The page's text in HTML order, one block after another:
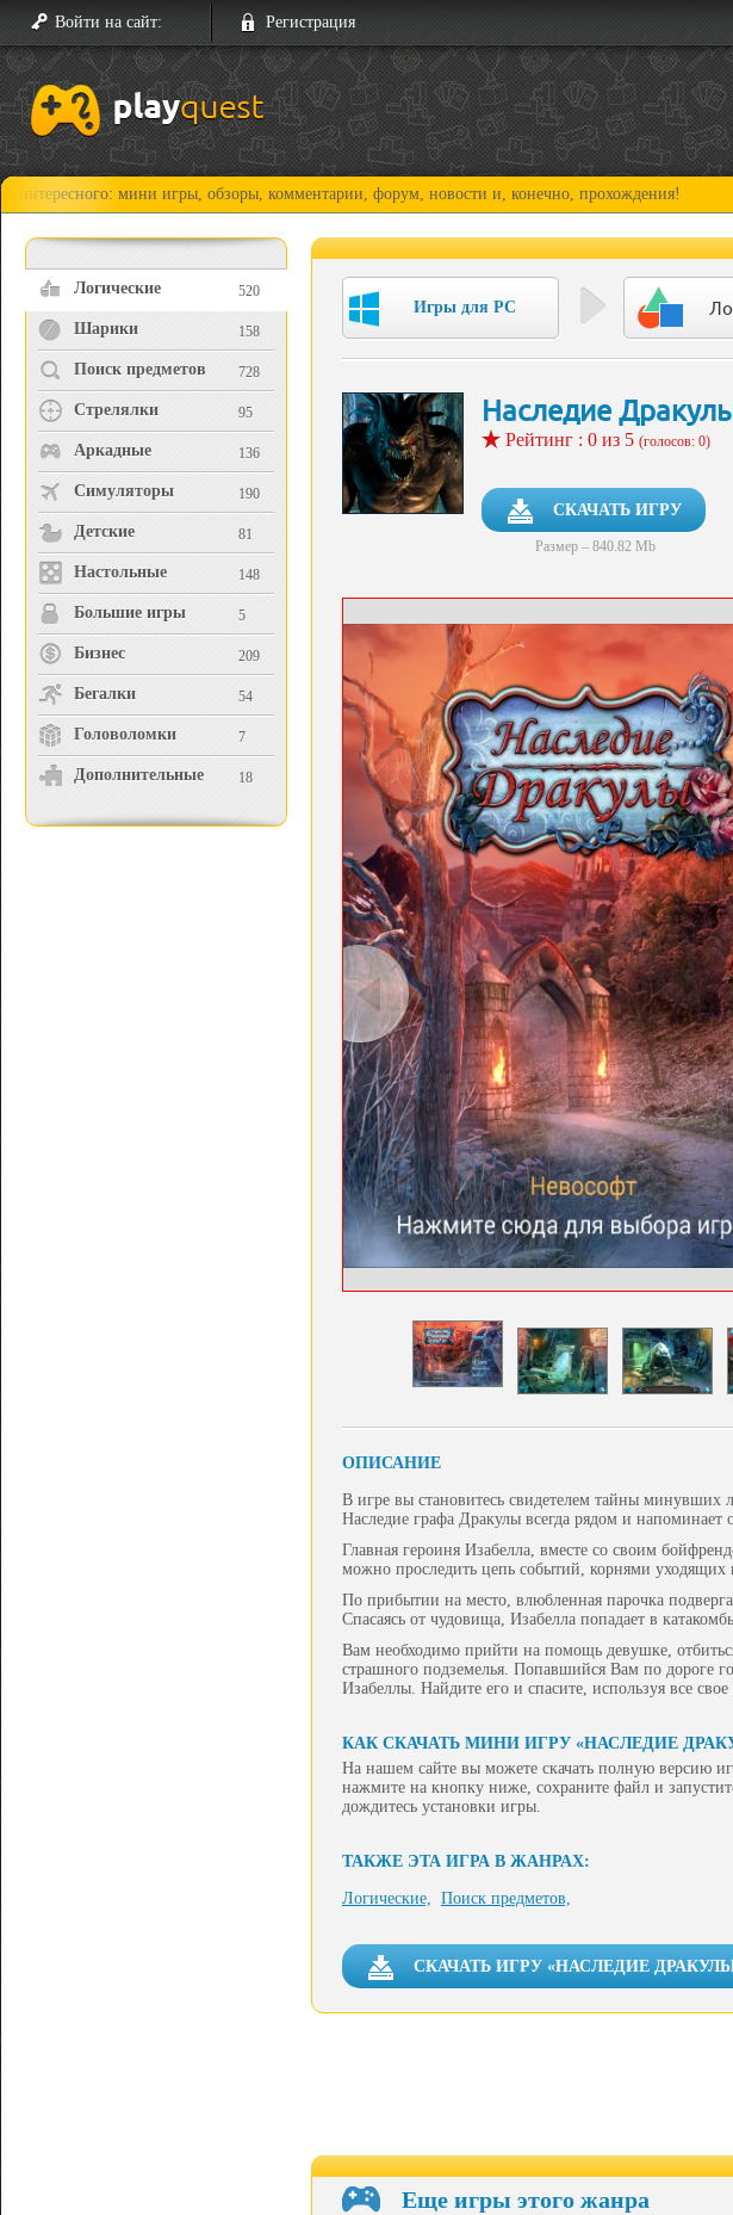
Войти на сайт: Регистрация
мини игры, обзоры, комментарии, форум, новости и, конечно, прохождения! Добро
Логические 520
Шарики 158
Поиск предметов 728
Стрелялки 95
Аркадные 136
Симуляторы 190
Детские 81
Настольные 148
Большие игры 5
Бизнес 209
Бегалки 54
Головоломки 7
Дополнительные 18
Игры для PC
Наследие
Рейтинг : 0 из 5 (голосов: 0)
СКАЧАТЬ ИГРУ
Размер – 840.82 Mb
ОПИСАНИЕ
В игре вы становитесь свидетелем тайны минувших
Наследие графа Дракулы всегда рядом и напоминает
Главная героиня Изабелла, вместе со своим
можно проследить цепь событий, корнями уходящих
По прибытии на место, влюбленная парочка
Спасаясь от чудовища, Изабелла попадает в
Вам необходимо прийти на помощь девушке,
страшного подземелья. Попавшийся Вам по дороге
Изабеллы. Найдите его и спасите, используя все
КАК СКАЧАТЬ МИНИ ИГРУ «НАСЛЕДИЕ
На нашем сайте вы можете скачать полную версию
нажмите на кнопку ниже, сохраните файл и
дождитесь установки игры.
ТАКЖЕ ЭТА ИГРА В ЖАНРАХ:
Логические, Поиск предметов,
СКАЧАТЬ ИГРУ «НАСЛЕДИЕ
Еще игры этого жанра